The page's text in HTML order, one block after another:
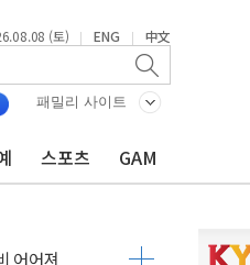
(토) | ENG | 中文
패밀리 사이트
스포츠 GAM